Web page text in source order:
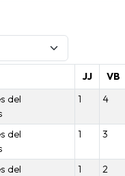
JJ VB
del
1 4
del
1 3
del
1 2